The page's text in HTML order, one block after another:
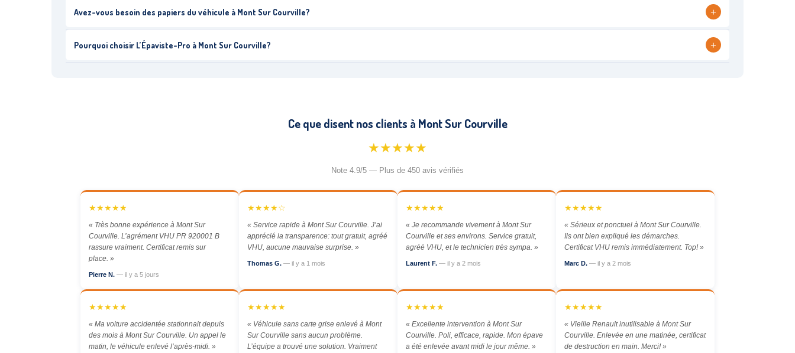
Avez-vous besoin des papiers du véhicule à Mont Sur Courville? +
Pourquoi choisir L’Épaviste-Pro à Mont Sur Courville? +
Ce que disent nos clients à Mont Sur Courville
★★★★★
Note 4.9/5 — Plus de 450 avis vérifiés
★★★★★
« Très bonne expérience à Mont Sur
Courville. L’agrément VHU PR 920001 B
rassure vraiment. Certificat remis sur
place. »
Pierre N. — il y a 5 jours
★★★★☆
« Service rapide à Mont Sur Courville. J’ai
apprécié la transparence: tout gratuit, agréé
VHU, aucune mauvaise surprise. »
Thomas G. — il y a 1 mois
★★★★★
« Je recommande vivement à Mont Sur
Courville et ses environs. Service gratuit,
agréé VHU, et le technicien très sympa. »
Laurent F. — il y a 2 mois
★★★★★
« Sérieux et ponctuel à Mont Sur Courville.
Ils ont bien expliqué les démarches.
Certificat VHU remis immédiatement. Top! »
Marc D. — il y a 2 mois
★★★★★
« Ma voiture accidentée stationnait depuis
des mois à Mont Sur Courville. Un appel le
matin, le véhicule enlevé l’après-midi. »
★★★★★
« Véhicule sans carte grise enlevé à Mont
Sur Courville sans aucun problème.
L’équipe a trouvé une solution. Vraiment
★★★★★
« Excellente intervention à Mont Sur
Courville. Poli, efficace, rapide. Mon épave
a été enlevée avant midi le jour même. »
★★★★★
« Vieille Renault inutilisable à Mont Sur
Courville. Enlevée en une matinée, certificat
de destruction en main. Merci! »